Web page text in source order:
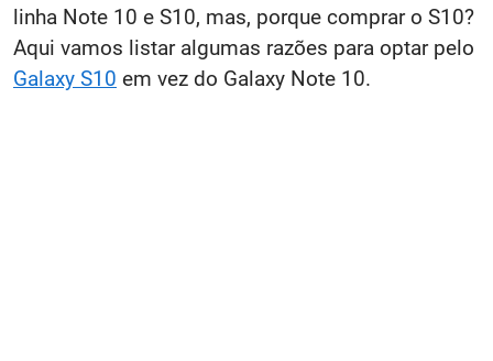
linha Note 10 e S10, mas, porque comprar o S10?
Aqui vamos listar algumas razões para optar pelo
Galaxy S10 em vez do Galaxy Note 10.